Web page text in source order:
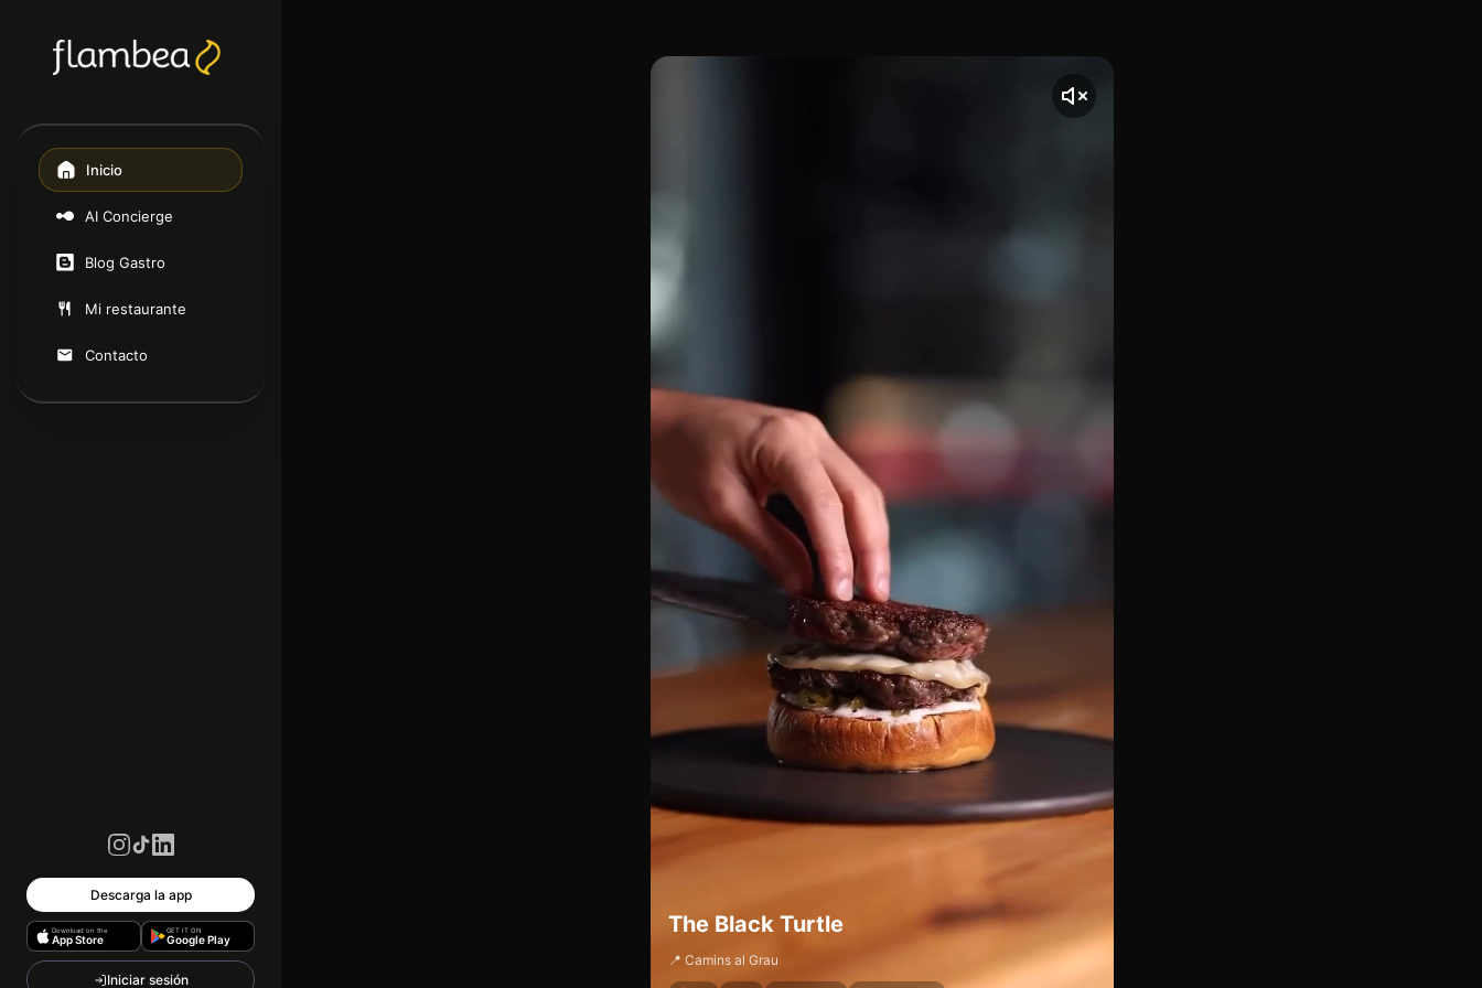
Inicio
AI Concierge
Blog Gastro
Mi restaurante
Contacto
Descarga la app
Download on the
App Store
GET IT ON
Google Play
Iniciar sesión
The Black Turtle
📍 Camins al Grau
The Black Turtle, en Passeig de l'Albereda, 49 (València), es una hamburguesería de estilo
[00:00 - Escena 1: Introducción y Ambiente] El vídeo comienza con una toma de The Black